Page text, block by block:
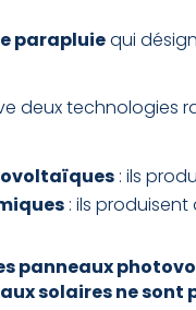
parapluiequi
deux technologies
: ils
: ils
panneaux
solaires ne